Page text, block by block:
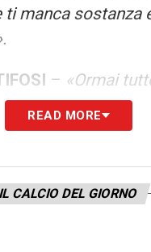
ti manca sostanza
– «Ormai
imparando
forti diventa un
e consapevolezza
READ MORE
IL CALCIO DEL GIORNO